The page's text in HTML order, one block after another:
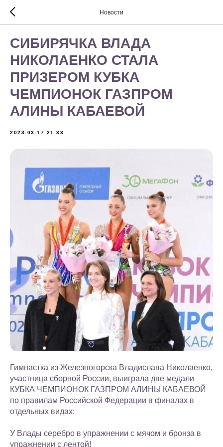
Новости
СИБИРЯЧКА ВЛАДА
НИКОЛАЕНКО СТАЛА
ПРИЗЕРОМ КУБКА
ЧЕМПИОНОК ГАЗПРОМ
АЛИНЫ КАБАЕВОЙ
2023-03-17 21:33
Гимнастка из Железногорска Владислава Николаенко,
участница сборной России, выиграла две медали
КУБКА ЧЕМПИОНОК ГАЗПРОМ АЛИНЫ КАБАЕВОЙ
по правилам Российской Федерации в финалах в
отдельных видах:
У Влады серебро в упражнении с мячом и бронза в
упражнении с лентой!